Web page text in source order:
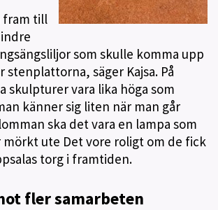
fram till
som skulle komma upp
stenplattorna, säger Kajsa. På
skulpturer vara lika höga som
känner sig liten när man går
ska det vara en lampa som
mörkt ute Det vore roligt om de fick
torg i framtiden.
fler samarbeten